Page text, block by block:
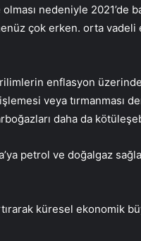
nedeniyle 2021’de
çok erken. orta
enflasyon
veya tırmanması
daha da
petrol ve doğalgaz
küresel ekonomik